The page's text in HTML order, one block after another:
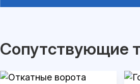
Сопутствующие